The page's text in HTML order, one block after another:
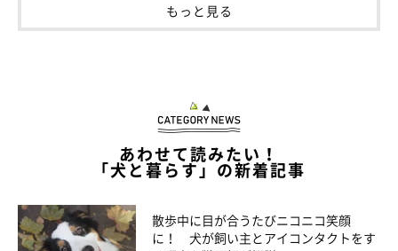
@kuroshibaazuki
もっと見る
あわせて読みたい！
「犬と暮らす」の新着記事
散歩中に目が合うたびニコニコ笑顔
に！ 犬が飼い主とアイコンタクトをす